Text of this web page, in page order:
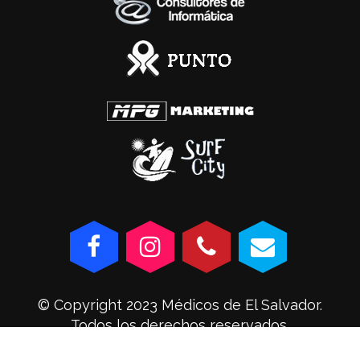
© Copyright 2023 Médicos de El Salvador.
Todos los derechos reservados.